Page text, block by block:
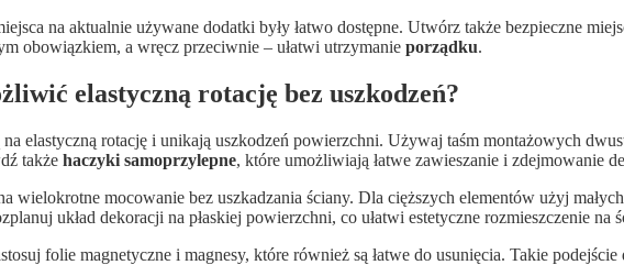
na aktualnie używane dodatki były łatwo dostępne. Utwórz także bezpieczne
obowiązkiem, a wręcz przeciwnie – ułatwi utrzymanie porządku.
elastyczną rotację bez uszkodzeń?
elastyczną rotację i unikają uszkodzeń powierzchni. Używaj taśm montażowych
także haczyki samoprzylepne, które umożliwiają łatwe zawieszanie i zdejmowanie
wielokrotne mocowanie bez uszkadzania ściany. Dla cięższych elementów użyj
układ dekoracji na płaskiej powierzchni, co ułatwi estetyczne rozmieszczenie na
folie magnetyczne i magnesy, które również są łatwe do usunięcia. Takie podejście